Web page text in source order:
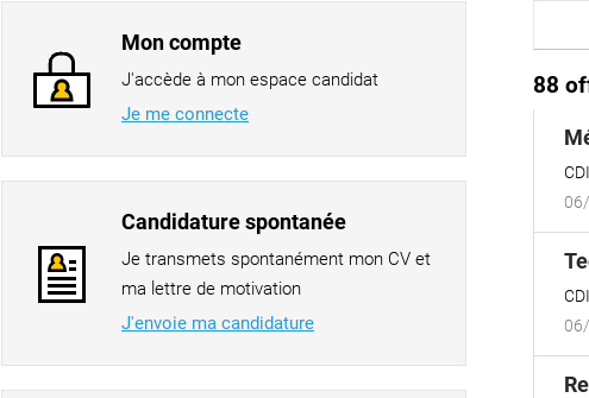
Mon compte
J'accède à mon espace candidat
Je me connecte
Candidature spontanée
Je transmets spontanément mon CV et
ma lettre de motivation
J'envoie ma candidature
88
CDI
CDI